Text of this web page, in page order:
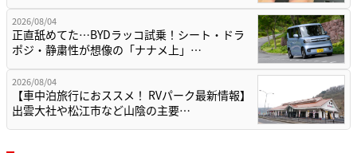
2026/08/04
正直舐めてた…BYDラッコ試乗！シート・ドラ
ポジ・静粛性が想像の「ナナメ上」…
2026/08/04
【車中泊旅行におススメ！ RVパーク最新情報】
出雲大社や松江市など山陰の主要…